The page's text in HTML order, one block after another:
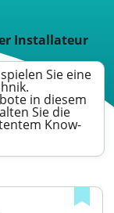
Installateur
Sie eine
in diesem
Sie die
Know-